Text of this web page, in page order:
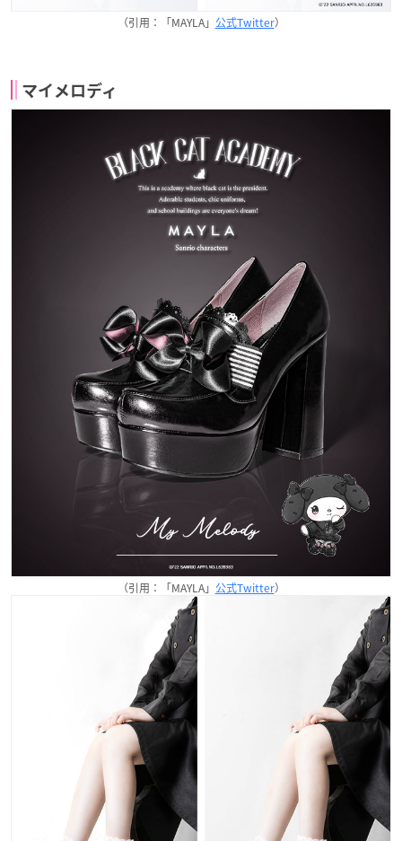
（引用：「MAYLA」 公式Twitter）
マイメロディ
（引用：「MAYLA」 公式Twitter）